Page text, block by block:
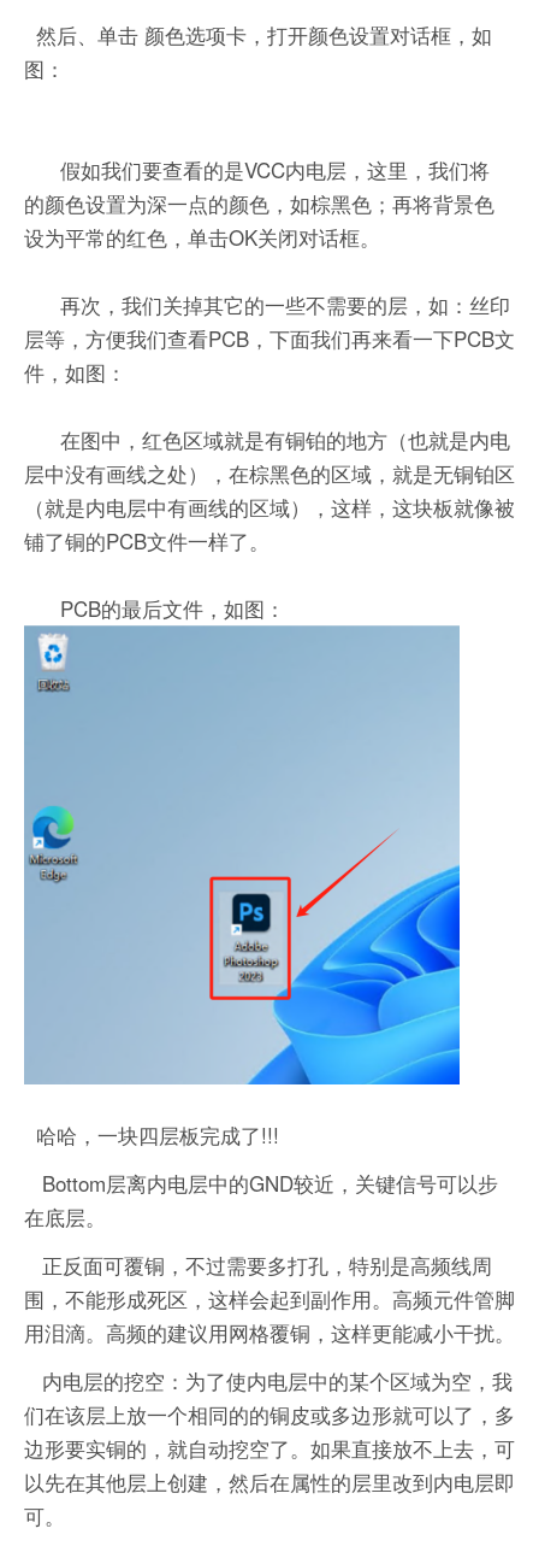
然后、单击 颜色选项卡，打开颜色设置对话框，如
图：
假如我们要查看的是VCC内电层，这里，我们将
的颜色设置为深一点的颜色，如棕黑色；再将背景色
设为平常的红色，单击OK关闭对话框。
再次，我们关掉其它的一些不需要的层，如：丝印
层等，方便我们查看PCB，下面我们再来看一下PCB文
件，如图：
在图中，红色区域就是有铜铂的地方（也就是内电
层中没有画线之处），在棕黑色的区域，就是无铜铂区
（就是内电层中有画线的区域），这样，这块板就像被
铺了铜的PCB文件一样了。
PCB的最后文件，如图：
哈哈，一块四层板完成了!!!
Bottom层离内电层中的GND较近，关键信号可以步
在底层。
正反面可覆铜，不过需要多打孔，特别是高频线周
围，不能形成死区，这样会起到副作用。高频元件管脚
用泪滴。高频的建议用网格覆铜，这样更能减小干扰。
内电层的挖空：为了使内电层中的某个区域为空，我
们在该层上放一个相同的的铜皮或多边形就可以了，多
边形要实铜的，就自动挖空了。如果直接放不上去，可
以先在其他层上创建，然后在属性的层里改到内电层即
可。